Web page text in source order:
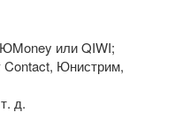
или QIWI;
Contact, Юнистрим,
д.